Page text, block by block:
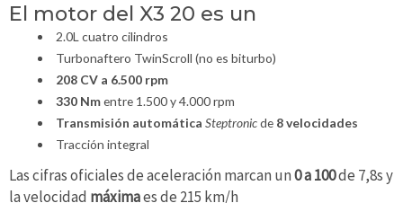
El motor del X3 20 es un
2.0L cuatro cilindros
Turbonaftero TwinScroll (no es biturbo)
208 CV a 6.500 rpm
330 Nmentre 1.500 y 4.000 rpm
Transmisión automática Steptronicde 8 velocidades
Tracción integral
Las cifras oficiales de aceleración marcan un0 a 100de 7,8s y
la velocidad máximaes de 215 km/h